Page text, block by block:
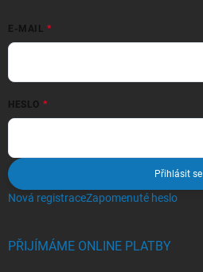
E-MAIL
HESLO
Přihlásit se
Nová registraceZapomenuté heslo
PŘIJÍMÁME ONLINE PLATBY